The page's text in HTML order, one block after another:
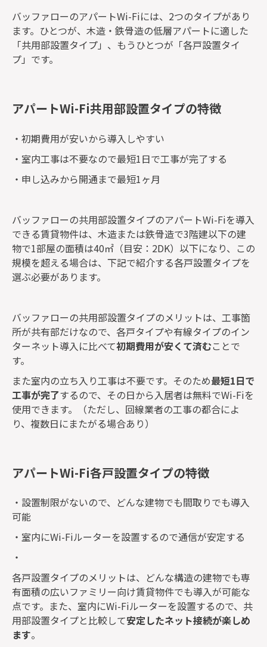
バッファローのアパートWi-Fiには、2つのタイプがあり
ます。ひとつが、木造・鉄骨造の低層アパートに適した
「共用部設置タイプ」、もうひとつが「各戸設置タイ
プ」です。
アパートWi-Fi共用部設置タイプの特徴
・初期費用が安いから導入しやすい
・室内工事は不要なので最短1日で工事が完了する
・申し込みから開通まで最短1ヶ月
バッファローの共用部設置タイプのアパートWi-Fiを導入
できる賃貸物件は、木造または鉄骨造で3階建以下の建
物で1部屋の面積は40㎡（目安：2DK）以下になり、この
規模を超える場合は、下記で紹介する各戸設置タイプを
選ぶ必要があります。
バッファローの共用部設置タイプのメリットは、工事箇
所が共有部だけなので、各戸タイプや有線タイプのイン
ターネット導入に比べて初期費用が安くて済むことで
す。
また室内の立ち入り工事は不要です。そのため最短1日で
工事が完了するので、その日から入居者は無料でWi-Fiを
使用できます。（ただし、回線業者の工事の都合によ
り、複数日にまたがる場合あり）
アパートWi-Fi各戸設置タイプの特徴
・設置制限がないので、どんな建物でも間取りでも導入
可能
・室内にWi-Fiルーターを設置するので通信が安定する
・
各戸設置タイプのメリットは、どんな構造の建物でも専
有面積の広いファミリー向け賃貸物件でも導入が可能な
点です。また、室内にWi-Fiルーターを設置するので、共
用部設置タイプと比較して安定したネット接続が楽しめ
ます。